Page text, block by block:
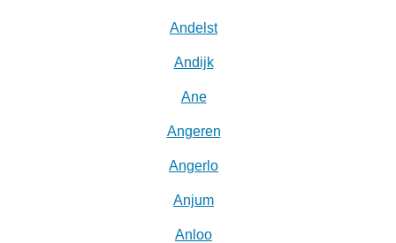
Andelst
Andijk
Ane
Angeren
Angerlo
Anjum
Anloo